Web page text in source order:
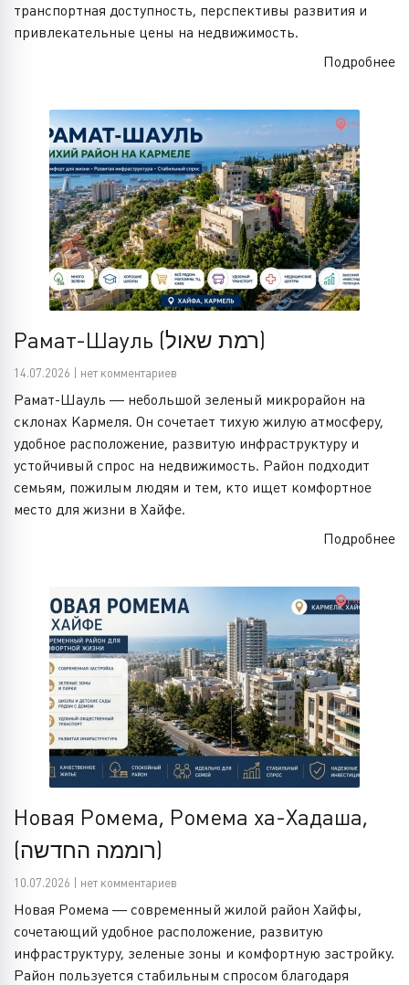
транспортная доступность, перспективы развития и
привлекательные цены на недвижимость.
Подробнее
Рамат-Шауль (רמת שאול)
14.07.2026 | нет комментариев
Рамат-Шауль — небольшой зеленый микрорайон на
склонах Кармеля. Он сочетает тихую жилую атмосферу,
удобное расположение, развитую инфраструктуру и
устойчивый спрос на недвижимость. Район подходит
семьям, пожилым людям и тем, кто ищет комфортное
место для жизни в Хайфе.
Подробнее
Новая Ромема, Ромема ха-Хадаша,
(רוממה החדשה)
10.07.2026 | нет комментариев
Новая Ромема — современный жилой район Хайфы,
сочетающий удобное расположение, развитую
инфраструктуру, зеленые зоны и комфортную застройку.
Район пользуется стабильным спросом благодаря